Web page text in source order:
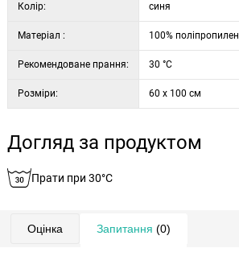
Колір: синя
Матеріал : 100% поліпропилен
Рекомендоване прання: 30 °C
Розміри: 60 x 100 см
Догляд за продуктом
Прати при 30°C
Оцінка Запитання (0)